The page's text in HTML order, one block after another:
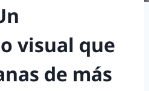
visual que
de más